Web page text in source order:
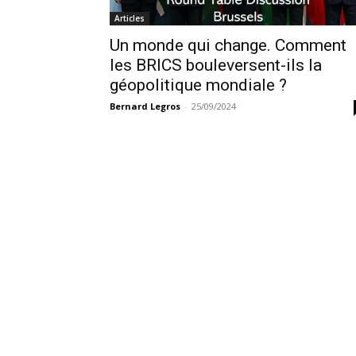
Articles
Un monde qui change. Comment
les BRICS bouleversent-ils la
géopolitique mondiale ?
Bernard Legros - 25/09/2024